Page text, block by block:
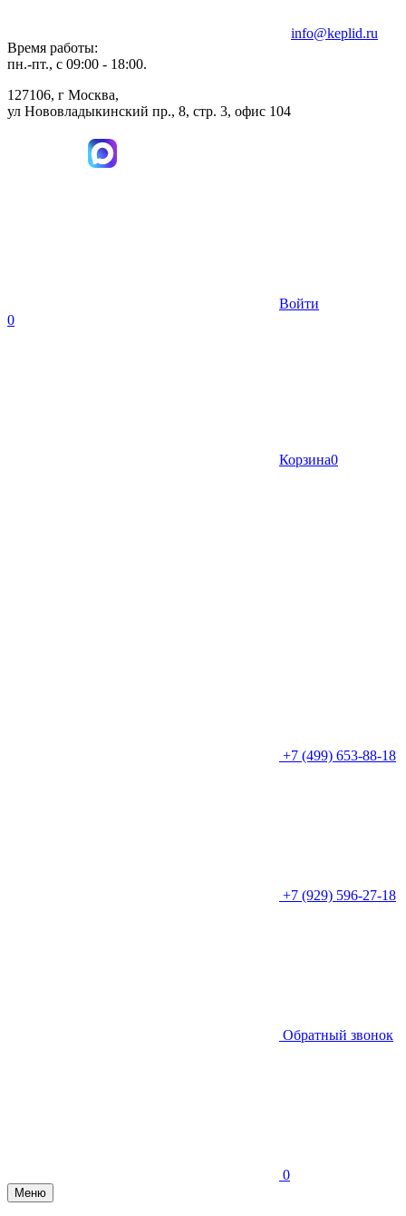
Время работы:
пн.-пт., с 09:00 - 18:00.
127106, г Москва,
ул Нововладыкинский пр., 8, стр. 3, офис 104
info@keplid.ru
Войти
0
Корзина0
+7 (499) 653-88-18
+7 (929) 596-27-18
Обратный звонок
0
Меню